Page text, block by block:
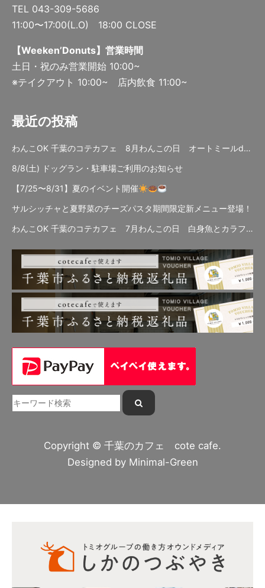
TEL 043-309-5686
11:00〜17:00(L.O) 18:00 CLOSE
【Weeken’Donuts】営業時間
土日・祝のみ営業開始 10:00~
※テイクアウト 10:00~ 店内飲食 11:00~
最近の投稿
わんこOK 千葉のコテカフェ 8月わんこの日 オートミールdeローストビーフライス
8/8(土) ドッグラン・駐車場ご利用のお知らせ
【7/25〜8/31】夏のイベント開催
サルシッチャと夏野菜のチーズパスタ期間限定新メニュー登場！
わんこOK 千葉のコテカフェ 7月わんこの日 白身魚とカラフルやさいのオムレツ
Copyright © 千葉のカフェ cote cafe.
Designed by Minimal-Green